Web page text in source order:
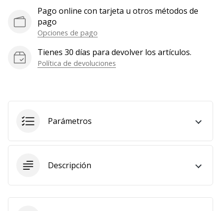
todos
Pago online con tarjeta u otros métodos de
pago
Opciones de pago
Tienes 30 días para devolver los artículos.
Política de devoluciones
Parámetros
Descripción